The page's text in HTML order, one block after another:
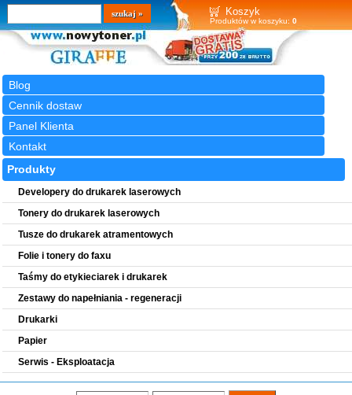
Koszyk
Produktów w koszyku: 0
Blog
Cennik dostaw
Panel Klienta
Kontakt
Wyszukiwarka
szukaj
Produkty
Developery do drukarek laserowych
Tonery do drukarek laserowych
Tusze do drukarek atramentowych
Folie i tonery do faxu
Taśmy do etykieciarek i drukarek
Zestawy do napełniania - regeneracji
Drukarki
Papier
Serwis - Eksploatacja